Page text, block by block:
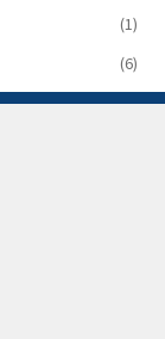
(1)
(6)